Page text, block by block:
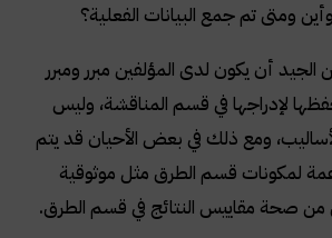
ومتى تم جمع البيانات الفعلية؟
أن يكون لدى المؤلفين مبرر ومبرر
لإدراجها في قسم المناقشة، وليس
ومع ذلك في بعض الأحيان قد يتم
لمكونات قسم الطرق مثل موثوقية
من صحة مقاييس النتائج في قسم الطرق.